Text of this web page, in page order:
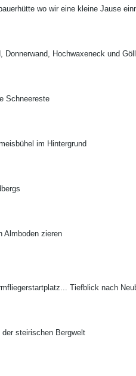
wo wir eine kleine Jause
Donnerwand, Hochwaxeneck und
Schneereste
im Hintergrund
Almboden zieren
Tiefblick nach
steirischen Bergwelt